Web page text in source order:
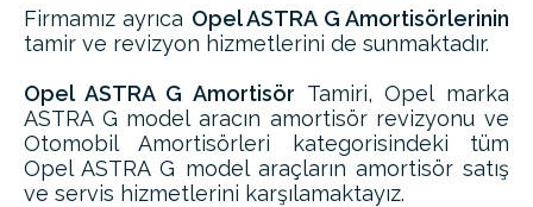
Firmamız ayrıca Opel ASTRA G Amortisörlerinin
tamir ve revizyon hizmetlerini de sunmaktadır.
Opel ASTRA G Amortisör Tamiri, Opel marka
ASTRA G model aracın amortisör revizyonu ve
Otomobil Amortisörleri kategorisindeki tüm
Opel ASTRA G model araçların amortisör satış
ve servis hizmetlerini karşılamaktayız.